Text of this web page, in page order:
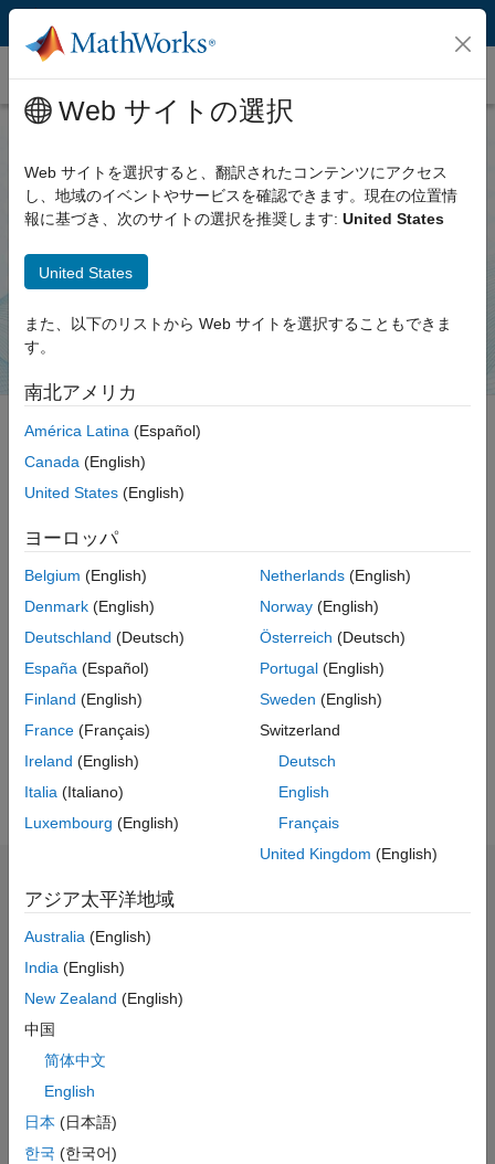
コンテンツへスキップ
Simulink Agentic Toolkit
Simulink Agentic Toolkit
Simulink Agentic Toolkit は、AI エージェントが Simulink モデルを効
果的に扱うためのツールと専門知識を提供します。
エージェントを Simulink に接続します。専用設計の MCP ツールに
より、AI エージェントは Simulink とスムーズに連携します。厳選
されたスキルにより、モデルベースデザイン (MBD、モデルベース
開発) のベストプラクティスが組み込まれ、設計・デバッグ・テス
トに適したツールへ AI エージェントを導きます。このツールキット
® Code、GitHub Copilot ® 、OpenAI ®
Codex、Gemini
CLI®、Sourcegraph Amp などのコーディング エージェント向けの
構成が同梱されています。
ビ
デ
Simulink Agentic Toolkit とは
Web サイトの選択
Web サイトを選択すると、翻訳されたコンテンツにアクセス
し、地域のイベントやサービスを確認できます。現在の位置情
報に基づき、次のサイトの選択を推奨します: United States
United States
また、以下のリストから Web サイトを選択することもできま
す。
南北アメリカ
América Latina (Español)
Canada (English)
United States (English)
ヨーロッパ
Belgium (English)
Denmark (English)
Deutschland (Deutsch)
España (Español)
Finland (English)
France (Français)
Ireland (English)
Italia (Italiano)
Luxembourg (English)
Netherlands(English)
Norway(English)
Österreich (Deutsch)
Portugal(English)
Sweden (English)
Switzerland
Deutsch
English
Français
United Kingdom (English)
アジア太平洋地域
Australia (English)
India (English)
New Zealand (English)
中国
简体中文
English
日本 (日本語)
한국 (한국어)